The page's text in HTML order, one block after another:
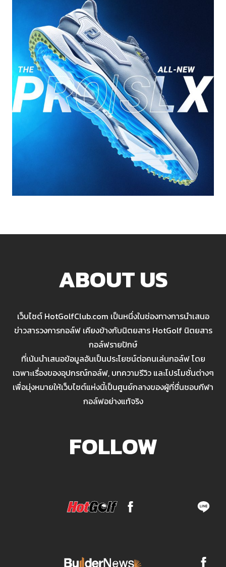
ABOUT US
เว็บไซต์ HotGolfClub.com เป็นหนึ่งในช่องทางการนำเสนอ
ข่าวสารวงการกอล์ฟ เคียงข้างกับนิตยสาร HotGolf นิตยสาร
กอล์ฟรายปักษ์
ที่เน้นนำเสนอข้อมูลอันเป็นประโยชน์ต่อคนเล่นกอล์ฟ โดย
เฉพาะเรื่องของอุปกรณ์กอล์ฟ, บทความรีวิว และโปรโมชั่นต่างๆ
เพื่อมุ่งหมายให้เว็บไซต์แห่งนี้เป็นศูนย์กลางของผู้ที่ชื่นชอบกีฬา
กอล์ฟอย่างแท้จริง
FOLLOW